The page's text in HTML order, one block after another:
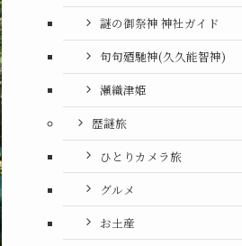
謎の御祭神 神社ガイド
句句廼馳神(久久能智神)
瀬織津姫
歴謎旅
ひとりカメラ旅
グルメ
お土産